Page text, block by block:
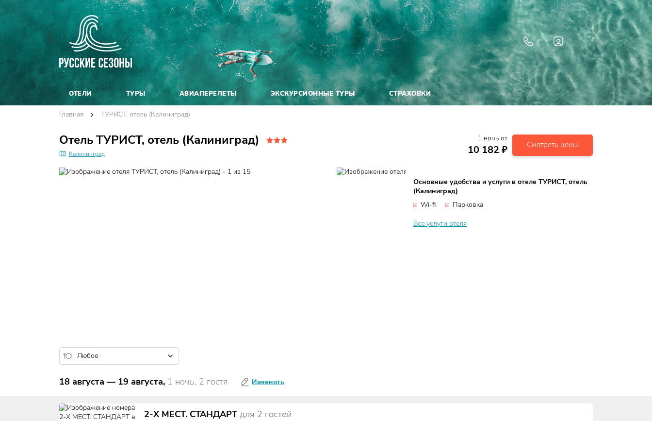
ОТЕЛИ ТУРЫ АВИАПЕРЕЛЕТЫ ЭКСКУРСИОННЫЕ ТУРЫ СТРАХОВКИ
Главная ТУРИСТ, отель (Калиниград)
Отель ТУРИСТ, отель (Калиниград)
Калининград
1 ночь от
10 182 ₽ Смотреть цены
Основные удобства и услуги в отеле ТУРИСТ, отель
(Калиниград)
Wi-fi Парковка
Все услуги отеля
18 августа — 19 августа, 1 ночь, 2 гостя Изменить
2-Х МЕСТ. СТАНДАРТ для 2 гостей